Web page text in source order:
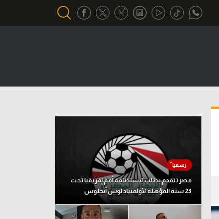
تحقيق في الجول
تقرير في الجول
تحليل في الجول
حكايات في الجول
كويز في الجول
فيديو في الجول
مصر تتقدم بطلب لاستضافة أمم إفريقيا تحت
23 سنة المؤهلة لأولمبياد لوس أنجلوس